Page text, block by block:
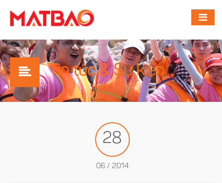
Tin tức & Sự kiện
28
06 / 2014